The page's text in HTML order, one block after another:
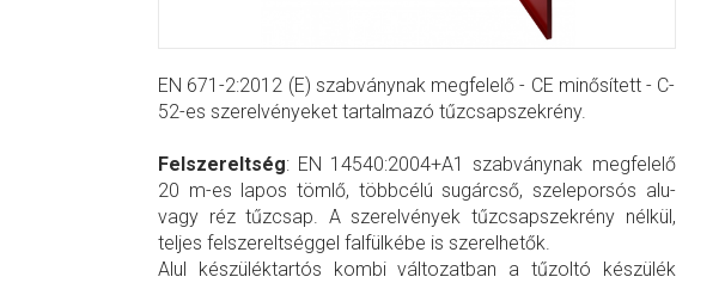
EN 671-2:2012 (E) szabványnak megfelelő - CE minősített - C-
52-es szerelvényeket tartalmazó tűzcsapszekrény.
Felszereltség: EN 14540:2004+A1 szabványnak megfelelő
20 m-es lapos tömlő, többcélú sugárcső, szeleporsós alu-
vagy réz tűzcsap. A szerelvények tűzcsapszekrény nélkül,
teljes felszereltséggel falfülkébe is szerelhetők.
Alul készüléktartós kombi változatban a tűzoltó készülék